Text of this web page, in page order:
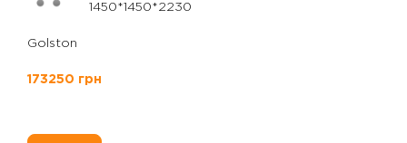
1450*1450*2230
Golston
173250 грн